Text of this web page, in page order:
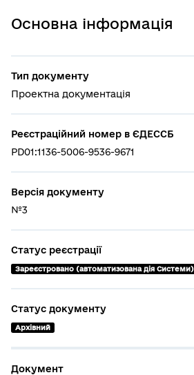
Основна інформація
Тип документу
Проектна документація
Реєстраційний номер в ЄДЕССБ
PD01:1136-5006-9536-9671
Версія документу
№3
Статус реєстрації
Зареєстровано (автоматизована дія Системи)
Статус документу
Архівний
Документ